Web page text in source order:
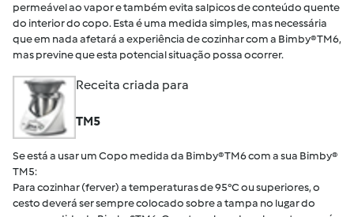
permeável ao vapor e também evita salpicos de conteúdo quente
do interior do copo. Esta é uma medida simples, mas necessária
que em nada afetará a experiência de cozinhar com a Bimby® TM6,
mas previne que esta potencial situação possa ocorrer.
Receita criada para
TM5
Se está a usar um Copo medida da Bimby® TM6 com a sua Bimby®
TM5:
Para cozinhar (ferver) a temperaturas de 95°C ou superiores, o
cesto deverá ser sempre colocado sobre a tampa no lugar do